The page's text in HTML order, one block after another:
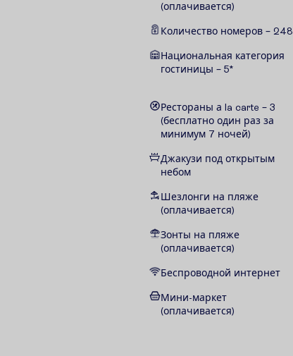
(оплачивается)
Количество номеров – 248
Национальная категория
гостиницы – 5*
Рестораны а la carte – 3
(бесплатно один раз за
минимум 7 ночей)
Джакузи под открытым
небом
Шезлонги на пляже
(оплачивается)
Зонты на пляже
(оплачивается)
Беспроводной интернет
Мини-маркет
(оплачивается)